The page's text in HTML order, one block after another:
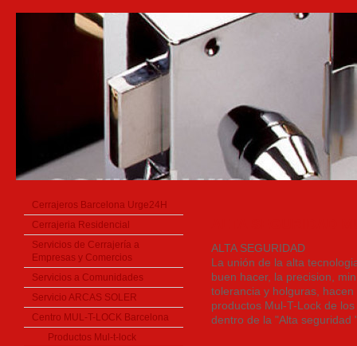
Cerrajeros Barcelona Urge24H
Cerrajeria Residencial
Servicios de Cerrajería a
Empresas y Comercios
Servicios a Comunidades
Servicio ARCAS SOLER
Centro MUL-T-LOCK Barcelona
Productos Mul-t-lock
ALTA SEGURIDAD
La unión de la alta
buen hacer, la precision,
tolerancia y holguras, hacen
productos Mul-T-Lock de
dentro de la "Alta seguridad